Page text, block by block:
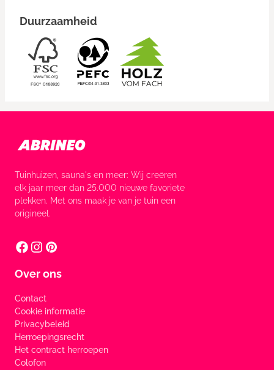
Duurzaamheid
Tuinhuizen, sauna's en meer: Wij creëren
elk jaar meer dan 25.000 nieuwe favoriete
plekken. Met ons maak je van je tuin een
origineel.
Over ons
Contact
Cookie informatie
Privacybeleid
Herroepingsrecht
Het contract herroepen
Colofon